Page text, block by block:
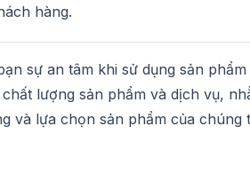
hàng.
sự an tâm khi sử dụng sản phẩm
lượng sản phẩm và dịch vụ,
và lựa chọn sản phẩm của chúng